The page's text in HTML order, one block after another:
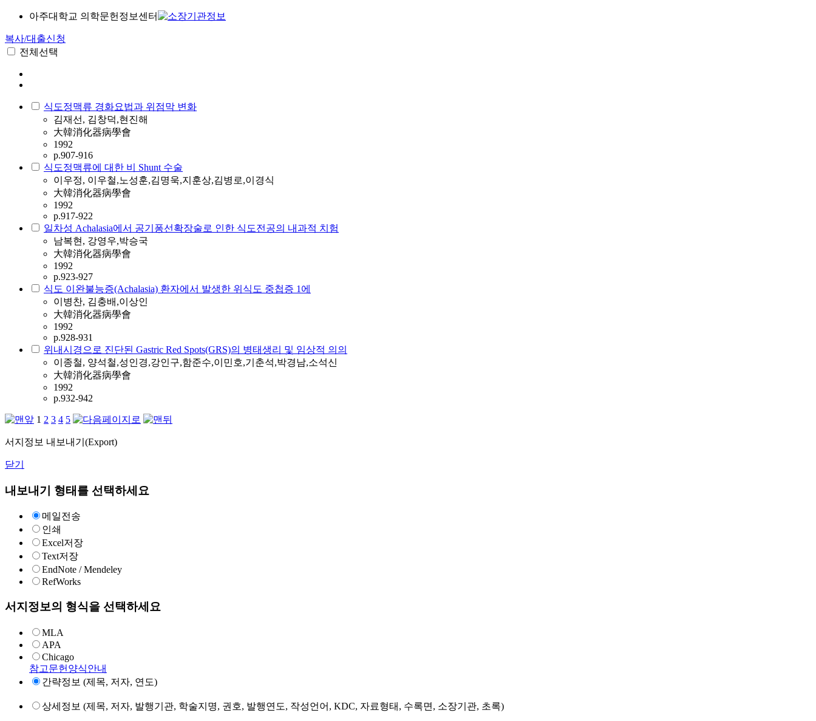
아주대학교 의학문헌정보센터
복사/대출신청
전체선택
식도정맥류 경화요법과 위점막 변화
김재선, 김창덕,현진해
大韓消化器病學會
1992
p.907-916
식도정맥류에 대한 비 Shunt 수술
이우정, 이우철,노성훈,김명욱,지훈상,김병로,이경식
大韓消化器病學會
1992
p.917-922
일차성 Achalasia에서 공기퐁선확장술로 인한 식도전공의 내과적 치험
남복현, 강영우,박승국
大韓消化器病學會
1992
p.923-927
식도 이완불능증(Achalasia) 환자에서 발생한 위식도 중첩증 1에
이병찬, 김충배,이상인
大韓消化器病學會
1992
p.928-931
위내시경으로 진단된 Gastric Red Spots(GRS)의 병태생리 및 임상적 의의
이종철, 양석철,성인경,강인구,함준수,이민호,기춘석,박경남,소석신
大韓消化器病學會
1992
p.932-942
1 2 3 4 5
서지정보 내보내기(Export)
닫기
내보내기 형태를 선택하세요
메일전송
인쇄
Excel저장
Text저장
EndNote / Mendeley
RefWorks
서지정보의 형식을 선택하세요
MLA
APA
Chicago
참고문헌양식안내
간략정보 (제목, 저자, 연도)
상세정보 (제목, 저자, 발행기관, 학술지명, 권호, 발행연도, 작성언어, KDC, 자료형태, 수록면, 소장기관, 초록)